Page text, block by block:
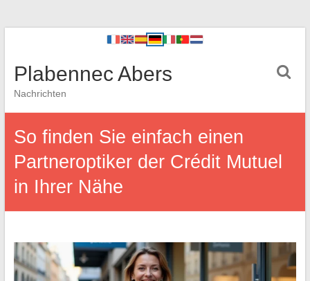
Plabennec Abers
Nachrichten
So finden Sie einfach einen
Partneroptiker der Crédit Mutuel
in Ihrer Nähe